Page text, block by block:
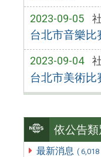
2023-09-05
台北市音樂比
2023-09-04
台北市美術比
依公告
最新消息 ( 6,018